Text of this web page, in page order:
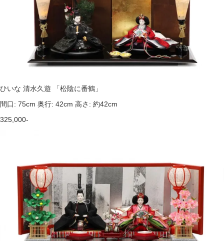
ひいな 清水久遊 「松陰に番鶴」
間口: 75cm 奥行: 42cm 高さ: 約42cm
325,000-